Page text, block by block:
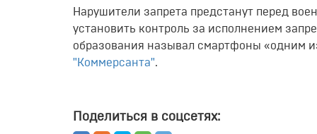
Нарушители запрета предстанут перед
установить контроль за исполнением
образования называл смартфоны «одним
"Коммерсанта".
Поделиться в соцсетях: